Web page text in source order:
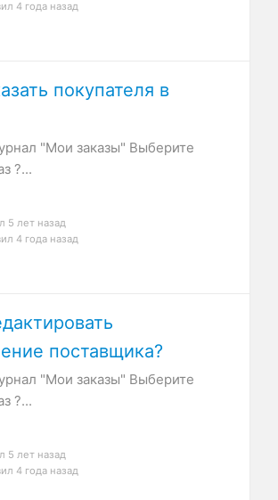
4 года назад
покупателя в
"Мои заказы" Выберите
?...
5 лет назад
4 года назад
поставщика?
"Мои заказы" Выберите
?...
5 лет назад
4 года назад